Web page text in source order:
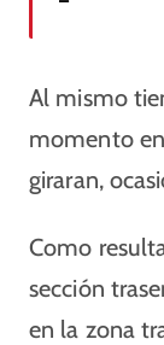
Al mismo
momento
giraran,
Como
sección
en la zona